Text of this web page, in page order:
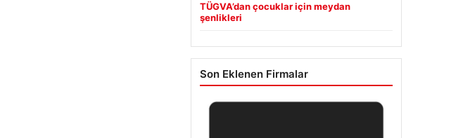
TÜGVA’dan çocuklar için meydan
şenlikleri
Son Eklenen Firmalar